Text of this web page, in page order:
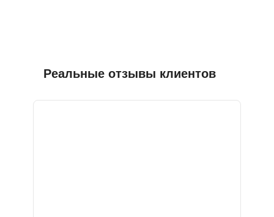
Реальные отзывы клиентов